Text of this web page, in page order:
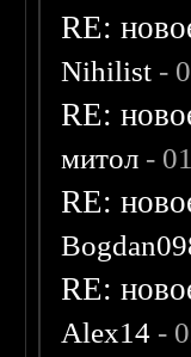
RE:
Nihilist -
RE:
митол -
RE:
RE:
Alex14 -